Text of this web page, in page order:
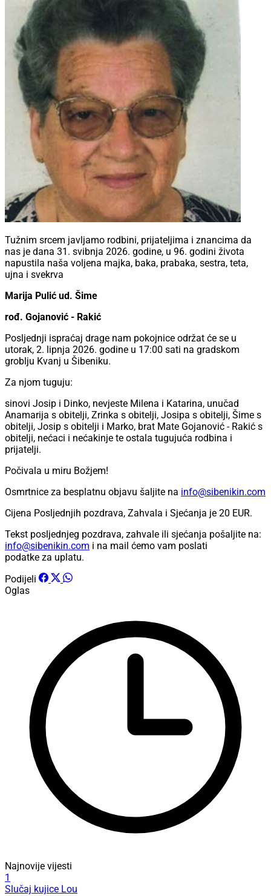
Tužnim srcem javljamo rodbini, prijateljima i znancima da
nas je dana 31. svibnja 2026. godine, u 96. godini života
napustila naša voljena majka, baka, prabaka, sestra, teta,
ujna i svekrva
Marija Pulić ud. Šime
rođ. Gojanović - Rakić
Posljednji ispraćaj drage nam pokojnice održat će se u
utorak, 2. lipnja 2026. godine u 17:00 sati na gradskom
groblju Kvanj u Šibeniku.
Za njom tuguju:
sinovi Josip i Dinko, nevjeste Milena i Katarina, unučad
Anamarija s obitelji, Zrinka s obitelji, Josipa s obitelji, Šime s
obitelji, Josip s obitelji i Marko, brat Mate Gojanović - Rakić s
obitelji, nećaci i nećakinje te ostala tugujuća rodbina i
prijatelji.
Počivala u miru Božjem!
Osmrtnice za besplatnu objavu šaljite na info@sibenikin.com
Cijena Posljednjih pozdrava, Zahvala i Sjećanja je 20 EUR.
Tekst posljednjeg pozdrava, zahvale ili sjećanja pošaljite na:
info@sibenikin.com i na mail ćemo vam poslati
podatke za uplatu.
Podijeli
Oglas
Najnovije vijesti
1
Slučaj kujice Lou